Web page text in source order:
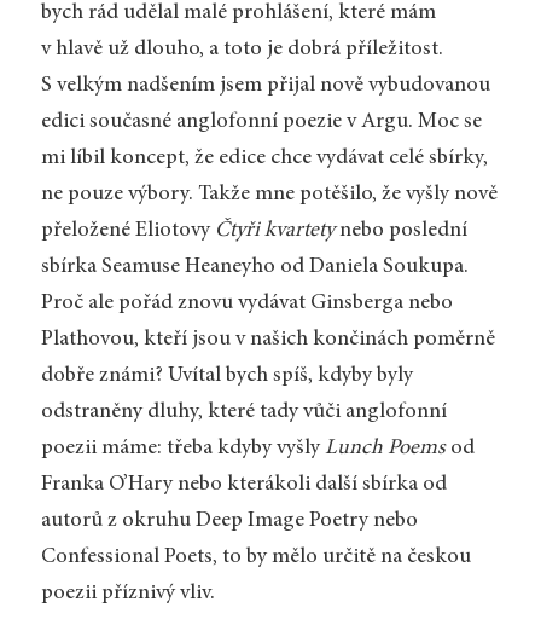
bych rád udělal malé prohlášení, které mám
v hlavě už dlouho, a toto je dobrá příležitost.
S velkým nadšením jsem přijal nově vybudovanou
edici současné anglofonní poezie v Argu. Moc se
mi líbil koncept, že edice chce vydávat celé sbírky,
ne pouze výbory. Takže mne potěšilo, že vyšly nově
přeložené Eliotovy Čtyři kvartetynebo poslední
sbírka Seamuse Heaneyho od Daniela Soukupa.
Proč ale pořád znovu vydávat Ginsberga nebo
Plathovou, kteří jsou v našich končinách poměrně
dobře známi? Uvítal bych spíš, kdyby byly
odstraněny dluhy, které tady vůči anglofonní
poezii máme: třeba kdyby vyšlyLunch Poemsod
Franka O’Hary nebo kterákoli další sbírka od
autorů z okruhu Deep Image Poetry nebo
Confessional Poets, to by mělo určitě na českou
poezii příznivý vliv.